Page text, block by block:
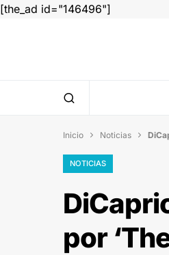
[the_ad id="146496"]
Inicio  Noticias 
NOTICIAS
por